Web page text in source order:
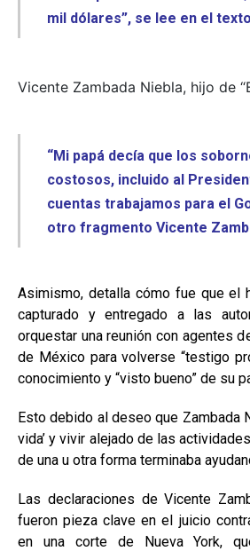
mil dólares”, se lee en el
Vicente Zambada Niebla, hijo de
“Mi papá decía que los
costosos, incluido al
cuentas trabajamos para el
otro fragmento Vicente
Asimismo, detalla cómo fue que el
capturado y entregado a las
orquestar una reunión con agentes
de México para volverse “testigo
conocimiento y “visto bueno” de su
Esto debido al deseo que Zambada
vida’ y vivir alejado de las
de una u otra forma terminaba
Las declaraciones de Vicente
fueron pieza clave en el juicio
en una corte de Nueva York,